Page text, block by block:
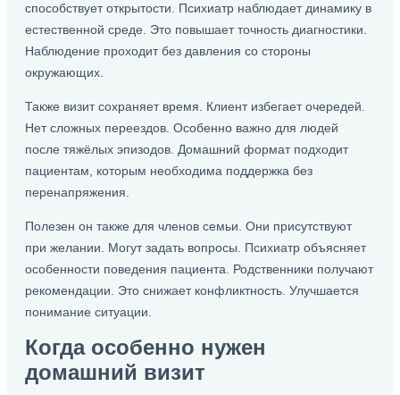
способствует открытости. Психиатр наблюдает динамику в
естественной среде. Это повышает точность диагностики.
Наблюдение проходит без давления со стороны
окружающих.
Также визит сохраняет время. Клиент избегает очередей.
Нет сложных переездов. Особенно важно для людей
после тяжёлых эпизодов. Домашний формат подходит
пациентам, которым необходима поддержка без
перенапряжения.
Полезен он также для членов семьи. Они присутствуют
при желании. Могут задать вопросы. Психиатр объясняет
особенности поведения пациента. Родственники получают
рекомендации. Это снижает конфликтность. Улучшается
понимание ситуации.
Когда особенно нужен
домашний визит